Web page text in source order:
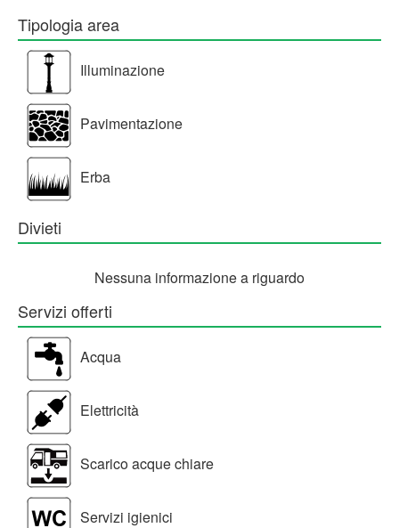
Tipologia area
Illuminazione
Pavimentazione
Erba
Divieti
Nessuna informazione a riguardo
Servizi offerti
Acqua
Elettricità
Scarico acque chiare
Servizi igienici